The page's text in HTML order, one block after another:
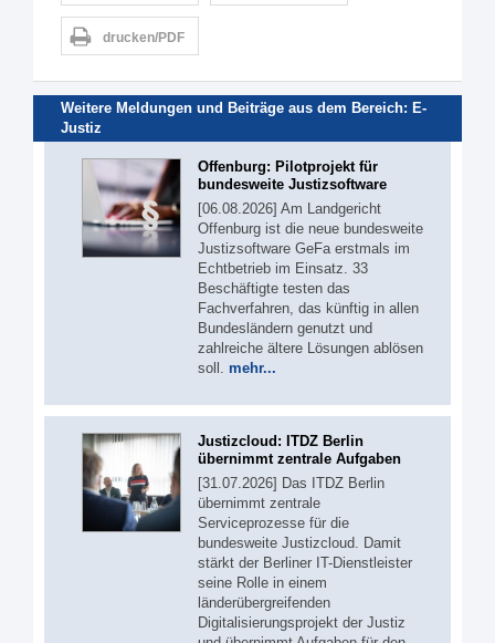
drucken/PDF
Weitere Meldungen und Beiträge aus dem Bereich: E-
Justiz
Offenburg: Pilotprojekt für
bundesweite Justizsoftware
[06.08.2026] Am Landgericht
Offenburg ist die neue bundesweite
Justizsoftware GeFa erstmals im
Echtbetrieb im Einsatz. 33
Beschäftigte testen das
Fachverfahren, das künftig in allen
Bundesländern genutzt und
zahlreiche ältere Lösungen ablösen
soll. mehr...
Justizcloud: ITDZ Berlin
übernimmt zentrale Aufgaben
[31.07.2026] Das ITDZ Berlin
übernimmt zentrale
Serviceprozesse für die
bundesweite Justizcloud. Damit
stärkt der Berliner IT-Dienstleister
seine Rolle in einem
länderübergreifenden
Digitalisierungsprojekt der Justiz